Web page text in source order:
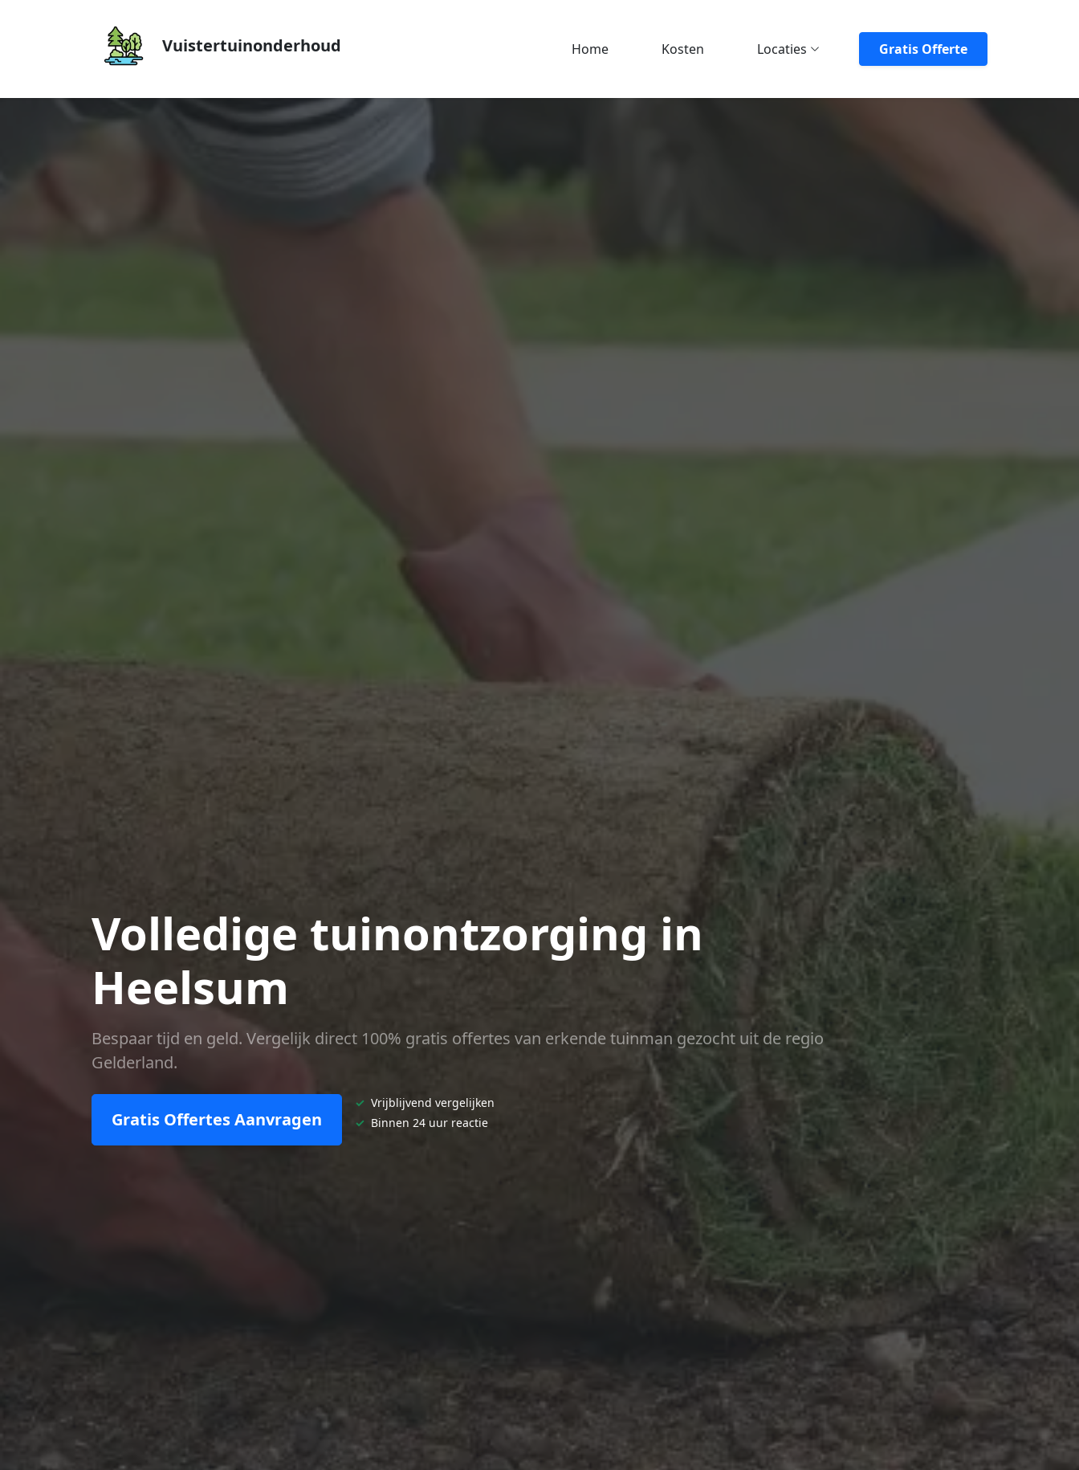
Vuistertuinonderhoud Home Kosten Locaties Gratis Offerte
Volledige tuinontzorging in
Heelsum
Bespaar tijd en geld. Vergelijk direct 100% gratis offertes van erkende tuinman gezocht uit de regio
Gelderland.
Gratis Offertes Aanvragen
✓ Vrijblijvend vergelijken
✓ Binnen 24 uur reactie